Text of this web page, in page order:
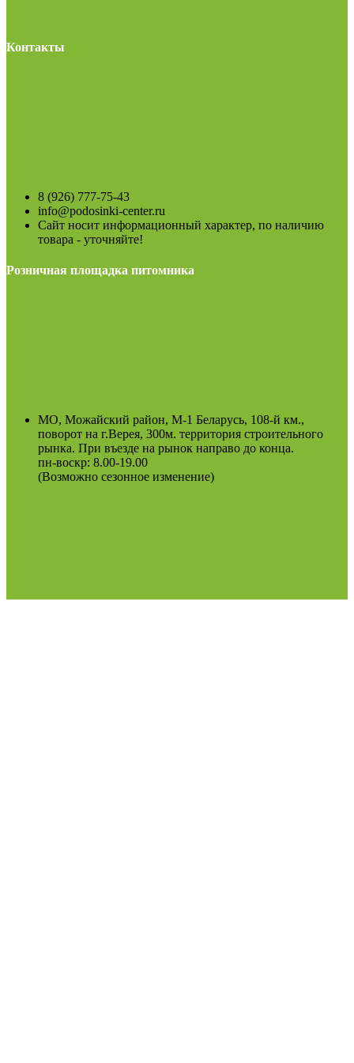
Контакты
8 (926) 777-75-43
info@podosinki-center.ru
Сайт носит информационный характер, по наличию
товара - уточняйте!
Розничная площадка питомника
МО, Можайский район, М-1 Беларусь, 108-й км.,
поворот на г.Верея, 300м. территория строительного
рынка. При въезде на рынок направо до конца.
пн-воскр: 8.00-19.00
(Возможно сезонное изменение)